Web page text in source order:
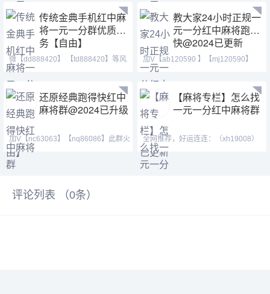
传统金典手机红中麻
将一元一分群优质服
务【自由】
微【dd888420】 【td888420】等风
也等你。喜欢打麻将
教大家24小时正规一
元一分红中麻将跑得
快@2024已更新
加V【ab120590 】【mj120590】
【tj525555】群主QQ:443
还原经典跑得快红中
麻将群@2024已升级
加V【nc63063】【nq86086】此群火
爆正规，玩法简单，随玩
【麻将专栏】怎么找
一元一分红中麻将群
全网推荐，好运连连：（xh19008）
（ xh29008）【tj19008】红中麻将
评论列表 （0条）